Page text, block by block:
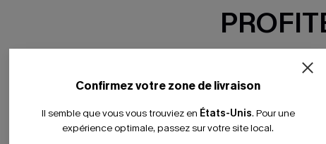
Confirmez votre zone de livraison
Il semble que vous vous trouviez en États-Unis. Pour une
expérience optimale, passez sur votre site local.
-15% dès 2
*Un code par